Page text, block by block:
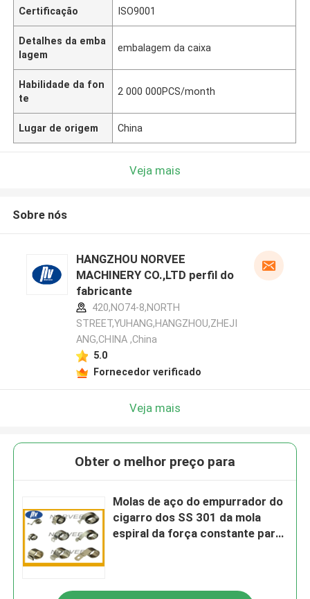
Certificação ISO9001
Detalhes da emba
lagem
embalagem da caixa
Habilidade da fon
te
2 000 000PCS/month
Lugar de origem China
Veja mais
Sobre nós
HANGZHOU NORVEE
MACHINERY CO.,LTD perfil do
fabricante
420,NO74-8,NORTH
STREET,YUHANG,HANGZHOU,ZHEJI
ANG,CHINA ,China
5.0
Fornecedor verificado
Veja mais
Obter o melhor preço para
Molas de aço do empurrador do
cigarro dos SS 301 da mola
espiral da força constante para